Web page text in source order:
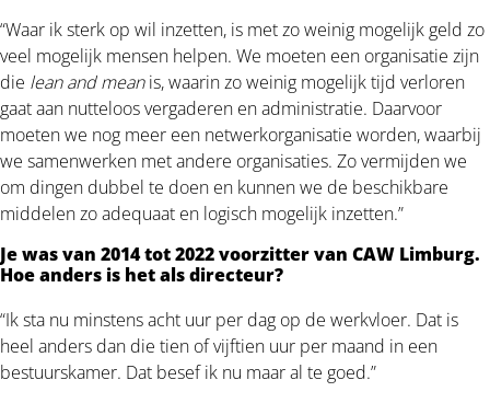
“Waar ik sterk op wil inzetten, is met zo weinig mogelijk geld zo
veel mogelijk mensen helpen. We moeten een organisatie zijn
die lean and meanis, waarin zo weinig mogelijk tijd verloren
gaat aan nutteloos vergaderen en administratie. Daarvoor
moeten we nog meer een netwerkorganisatie worden, waarbij
we samenwerken met andere organisaties. Zo vermijden we
om dingen dubbel te doen en kunnen we de beschikbare
middelen zo adequaat en logisch mogelijk inzetten.”
Je was van 2014 tot 2022 voorzitter van CAW Limburg.
Hoe anders is het als directeur?
“Ik sta nu minstens acht uur per dag op de werkvloer. Dat is
heel anders dan die tien of vijftien uur per maand in een
bestuurskamer. Dat besef ik nu maar al te goed.”